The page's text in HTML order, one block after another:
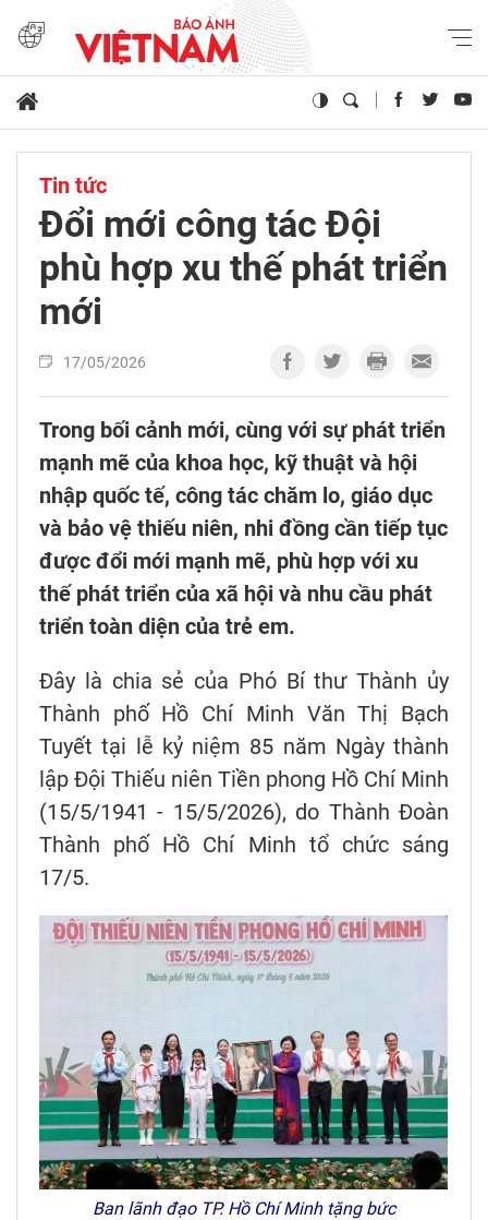
Tin tức
Đổi mới công tác Đội
phù hợp xu thế phát triển
mới
17/05/2026
Trong bối cảnh mới, cùng với sự phát triển
mạnh mẽ của khoa học, kỹ thuật và hội
nhập quốc tế, công tác chăm lo, giáo dục
và bảo vệ thiếu niên, nhi đồng cần tiếp tục
được đổi mới mạnh mẽ, phù hợp với xu
thế phát triển của xã hội và nhu cầu phát
triển toàn diện của trẻ em.
Đây là chia sẻ của Phó Bí thư Thành ủy
Thành phố Hồ Chí Minh Văn Thị Bạch
Tuyết tại lễ kỷ niệm 85 năm Ngày thành
lập Đội Thiếu niên Tiền phong Hồ Chí Minh
(15/5/1941 - 15/5/2026), do Thành Đoàn
Thành phố Hồ Chí Minh tổ chức sáng
17/5.
Ban lãnh đạo TP. Hồ Chí Minh tặng bức